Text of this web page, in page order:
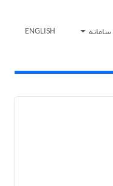
ENGLISH